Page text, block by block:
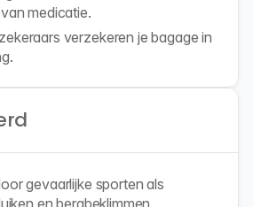
verzekeren je bagage in
gevaarlijke sporten als